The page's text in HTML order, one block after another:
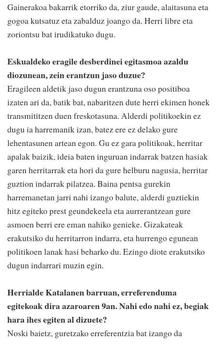
Gainerakoa bakarrik etorriko da, ziur gaude, alaitasuna eta
gogoa kutsatuz eta zabalduz joango da. Herri libre eta
zoriontsu bat irudikatuko dugu.
Eskualdeko eragile desberdinei egitasmoa azaldu
diozunean, zein erantzun jaso duzue?
Eragileen aldetik jaso dugun erantzuna oso positiboa
izaten ari da, batik bat, nabaritzen dute herri ekimen honek
transmititzen duen freskotasuna. Alderdi politikoekin ez
dugu ia harremanik izan, batez ere ez delako gure
lehentasunen artean egon. Gu ez gara politikoak, herritar
apalak baizik, ideia baten inguruan indarrak batzen hasiak
garen herritarrak eta hori da gure helburu nagusia, herritar
guztion indarrak pilatzea. Baina pentsa gurekin
harremanetan jarri nahi izango balute, alderdi guztiekin
hitz egiteko prest geundekeela eta aurrerantzean gure
asmoen berri ere eman nahiko genieke. Gizakateak
erakutsiko du herritarron indarra, eta hurrengo egunean
politikoen lanak hasi beharko du. Ezingo diote erakutsiko
dugun indarrari muzin egin.
Herrialde Katalanen barruan, erreferenduma
egitekoak dira azaroaren 9an. Nahi edo nahi ez, begiak
hara ihes egiten al dizuete?
Noski baietz, guretzako erreferentzia bat izango da